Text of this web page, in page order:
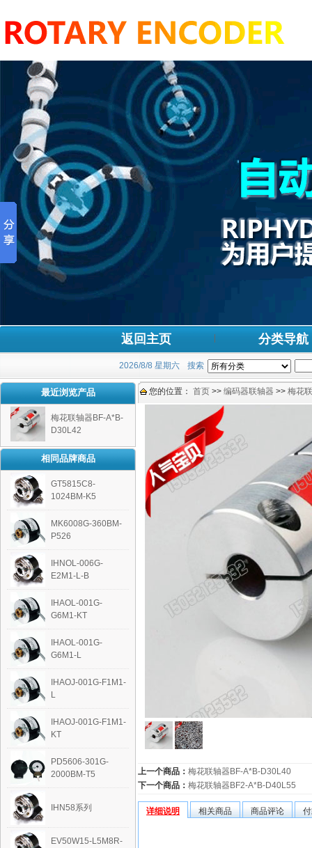
返回主页 分类导航
2026/8/8 星期六 搜索
最近浏览产品
梅花联轴器BF-A*B-
D30L42
相同品牌商品
GT5815C8-
1024BM-K5
MK6008G-360BM-
P526
IHNOL-006G-
E2M1-L-B
IHAOL-001G-
G6M1-KT
IHAOL-001G-
G6M1-L
IHAOJ-001G-F1M1-
L
IHAOJ-001G-F1M1-
KT
PD5606-301G-
2000BM-T5
IHN58系列
EV50W15-L5M8R-
您的位置： 首页 >> 编码器联轴器 >> 梅花
上一个商品： 梅花联轴器BF-A*B-D30L40
下一个商品： 梅花联轴器BF2-A*B-D40L55
详细说明 相关商品 商品评论